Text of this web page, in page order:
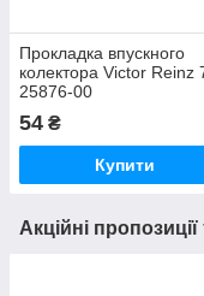
Прокладка впускного
колектора Victor Reinz
25876-00
54 ₴
Купити
Акційні